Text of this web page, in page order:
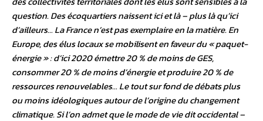
question. Des écoquartiers naissent ici et là – plus là qu’ici
d’ailleurs… La France n’est pas exemplaire en la matière. En
Europe, des élus locaux se mobilisent en faveur du « paquet-
énergie » : d’ici 2020 émettre 20 % de moins de GES,
consommer 20 % de moins d’énergie et produire 20 % de
ressources renouvelables… Le tout sur fond de débats plus
ou moins idéologiques autour de l’origine du changement
climatique. Si l’on admet que le mode de vie dit occidental –